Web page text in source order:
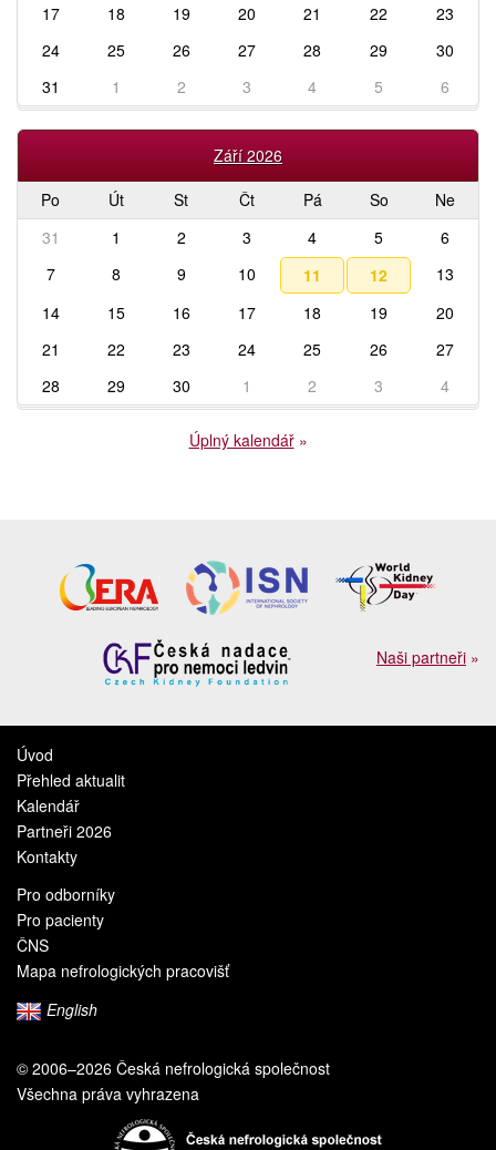
17
18 19 20 21 22
23
24
25 26 27 28 29
30
31
1 2 3 4 5 6
Září 2026
Po
Út St Čt Pá So
Ne
31
1 2 3 4 5
6
7
8 9 10 11 12
13
14
15 16 17 18 19
20
21
22 23 24 25 26
27
28
29 30 1 2 3 4
Úplný kalendář»
Naši partneři »
Úvod
Přehled aktualit
Kalendář
Partneři 2026
Kontakty
Pro odborníky
Pro pacienty
ČNS
Mapa nefrologických pracovišť
English
© 2006–2026 Česká nefrologická společnost
Všechna práva vyhrazena